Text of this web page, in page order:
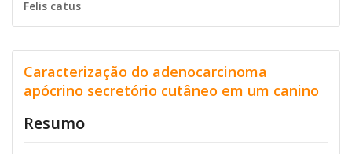
Felis catus
Caracterização do adenocarcinoma
apócrino secretório cutâneo em um canino
Resumo